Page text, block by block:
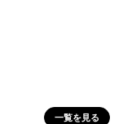
一覧を見る